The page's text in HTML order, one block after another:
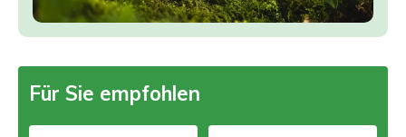
Für Sie empfohlen